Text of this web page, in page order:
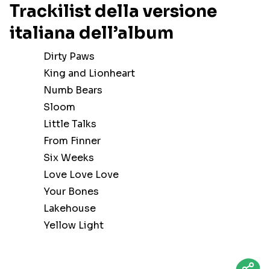
Trackilist della versione
italiana dell’album
Dirty Paws
King and Lionheart
Numb Bears
Sloom
Little Talks
From Finner
Six Weeks
Love Love Love
Your Bones
Lakehouse
Yellow Light